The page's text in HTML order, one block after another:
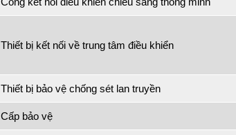
Thiết bị kết nối về trung tâm điều khiển
Thiết bị bảo vệ chống sét lan truyền
Cấp bảo vệ